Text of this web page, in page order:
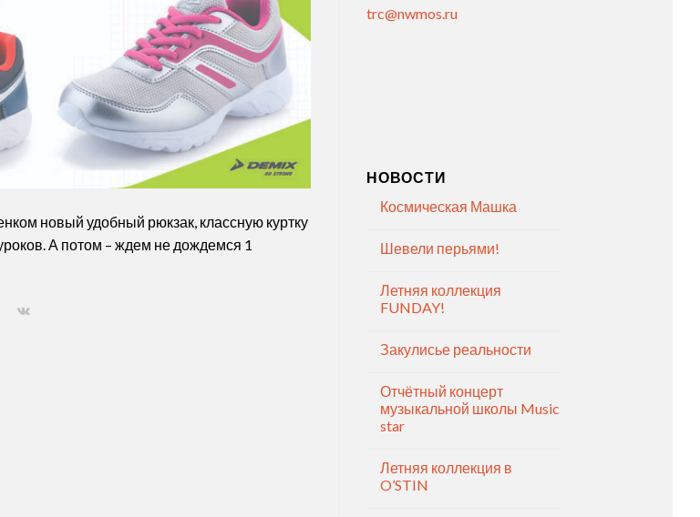
новый удобный рюкзак, классную куртку
А потом – ждем не дождемся 1
trc@nwmos.ru
НОВОСТИ
Космическая Машка
Шевели перьями!
Летняя коллекция
FUNDAY!
Закулисье реальности
Отчётный концерт
музыкальной школы Music
star
Летняя коллекция в
O’STIN